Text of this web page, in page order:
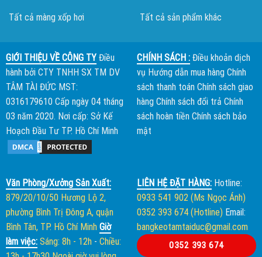
Tất cả màng xốp hơi Tất cả sản phẩm khác
GIỚI THIỆU VỀ CÔNG TYĐiều
hành bởi CTY TNHH SX TM DV
TÂM TÀI ĐỨC MST:
0316179610 Cấp ngày 04 tháng
03 năm 2020. Nơi cấp: Sở Kế
Hoạch Đầu Tư TP. Hồ Chí Minh
CHÍNH SÁCH : Điều khoản dịch
vụ Hướng dẫn mua hàng Chính
sách thanh toán Chính sách giao
hàng Chính sách đổi trả Chính
sách hoàn tiền Chính sách bảo
mật
Văn Phòng/Xưởng Sản Xuất:
879/20/10/50 Hương Lộ 2,
phường Bình Trị Đông A, quận
Bình Tân, TP. Hồ Chí Minh Giờ
làm việc: Sáng: 8h - 12h- Chiều:
LIÊN HỆ ĐẶT HÀNG:Hotline:
0933 541 902 (Ms Ngọc Ánh)
0352 393 674 (Hotline) Email:
bangkeotamtaiduc@gmail.com
0352 393 674